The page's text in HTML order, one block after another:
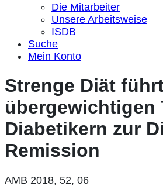
Die Mitarbeiter
Unsere Arbeitsweise
ISDB
Suche
Mein Konto
Strenge Diät
übergewichtigen
Diabetikern zur
Remission
AMB 2018, 52, 06